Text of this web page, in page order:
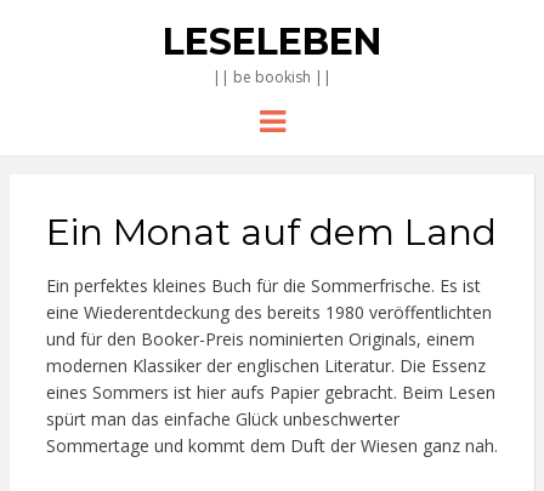
LESELEBEN
|| be bookish ||
Menu
Ein Monat auf dem Land
Ein perfektes kleines Buch für die Sommerfrische. Es ist
eine Wiederentdeckung des bereits 1980 veröffentlichten
und für den Booker-Preis nominierten Originals, einem
modernen Klassiker der englischen Literatur. Die Essenz
eines Sommers ist hier aufs Papier gebracht. Beim Lesen
spürt man das einfache Glück unbeschwerter
Sommertage und kommt dem Duft der Wiesen ganz nah.